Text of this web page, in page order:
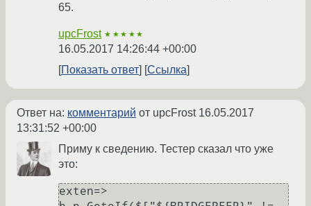
65.
upcFrost ★★★★★
16.05.2017 14:26:44 +00:00
Показать ответ
Ссылка
Ответ на: комментарий от upcFrost 16.05.2017
13:31:52 +00:00
Приму к сведению. Тестер сказал что уже
это:
exten=>